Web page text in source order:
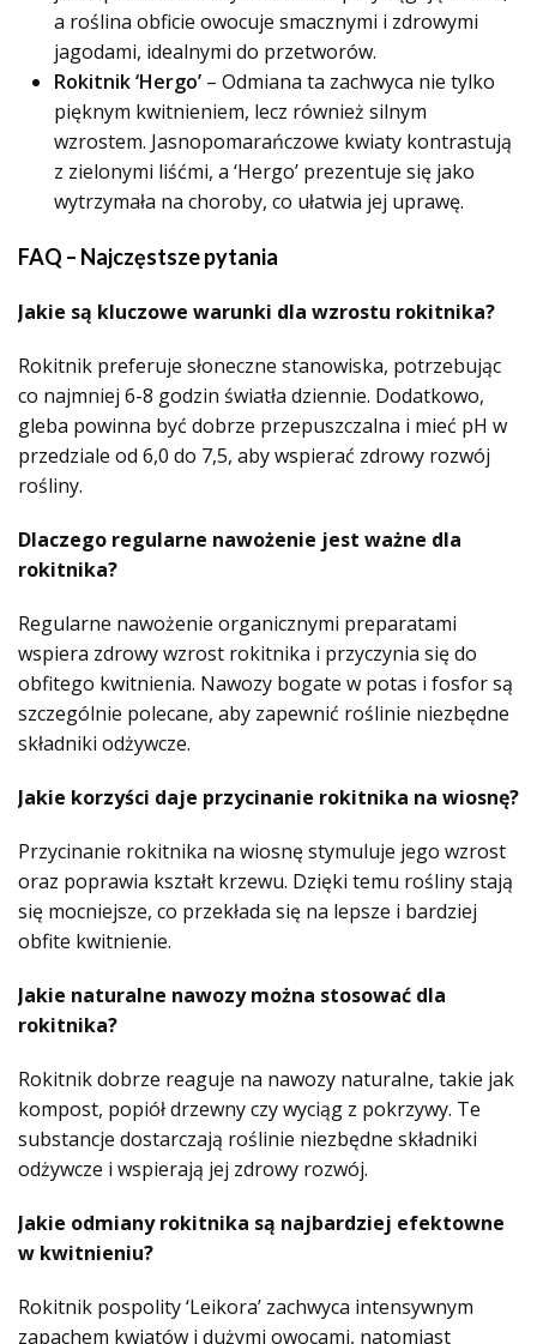
a roślina obficie owocuje smacznymi i zdrowymi
jagodami, idealnymi do przetworów.
Rokitnik ‘Hergo’ – Odmiana ta zachwyca nie tylko
pięknym kwitnieniem, lecz również silnym
wzrostem. Jasnopomarańczowe kwiaty kontrastują
z zielonymi liśćmi, a ‘Hergo’ prezentuje się jako
wytrzymała na choroby, co ułatwia jej uprawę.
FAQ – Najczęstsze pytania
Jakie są kluczowe warunki dla wzrostu rokitnika?
Rokitnik preferuje słoneczne stanowiska, potrzebując
co najmniej 6-8 godzin światła dziennie. Dodatkowo,
gleba powinna być dobrze przepuszczalna i mieć pH w
przedziale od 6,0 do 7,5, aby wspierać zdrowy rozwój
rośliny.
Dlaczego regularne nawożenie jest ważne dla
rokitnika?
Regularne nawożenie organicznymi preparatami
wspiera zdrowy wzrost rokitnika i przyczynia się do
obfitego kwitnienia. Nawozy bogate w potas i fosfor są
szczególnie polecane, aby zapewnić roślinie niezbędne
składniki odżywcze.
Jakie korzyści daje przycinanie rokitnika na wiosnę?
Przycinanie rokitnika na wiosnę stymuluje jego wzrost
oraz poprawia kształt krzewu. Dzięki temu rośliny stają
się mocniejsze, co przekłada się na lepsze i bardziej
obfite kwitnienie.
Jakie naturalne nawozy można stosować dla
rokitnika?
Rokitnik dobrze reaguje na nawozy naturalne, takie jak
kompost, popiół drzewny czy wyciąg z pokrzywy. Te
substancje dostarczają roślinie niezbędne składniki
odżywcze i wspierają jej zdrowy rozwój.
Jakie odmiany rokitnika są najbardziej efektowne
w kwitnieniu?
Rokitnik pospolity ‘Leikora’ zachwyca intensywnym
zapachem kwiatów i dużymi owocami, natomiast